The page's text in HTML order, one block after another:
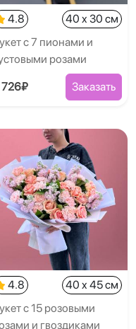
4.8
40 x 30 см
с 7 пионами и
розами
Заказать
4.8
40 x 45 см
с 15 розовыми
и гвоздиками